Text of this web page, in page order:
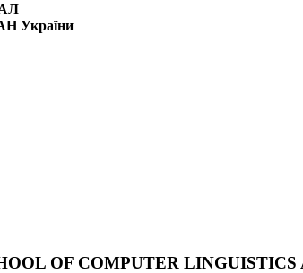
України
OF COMPUTER LINGUISTICS